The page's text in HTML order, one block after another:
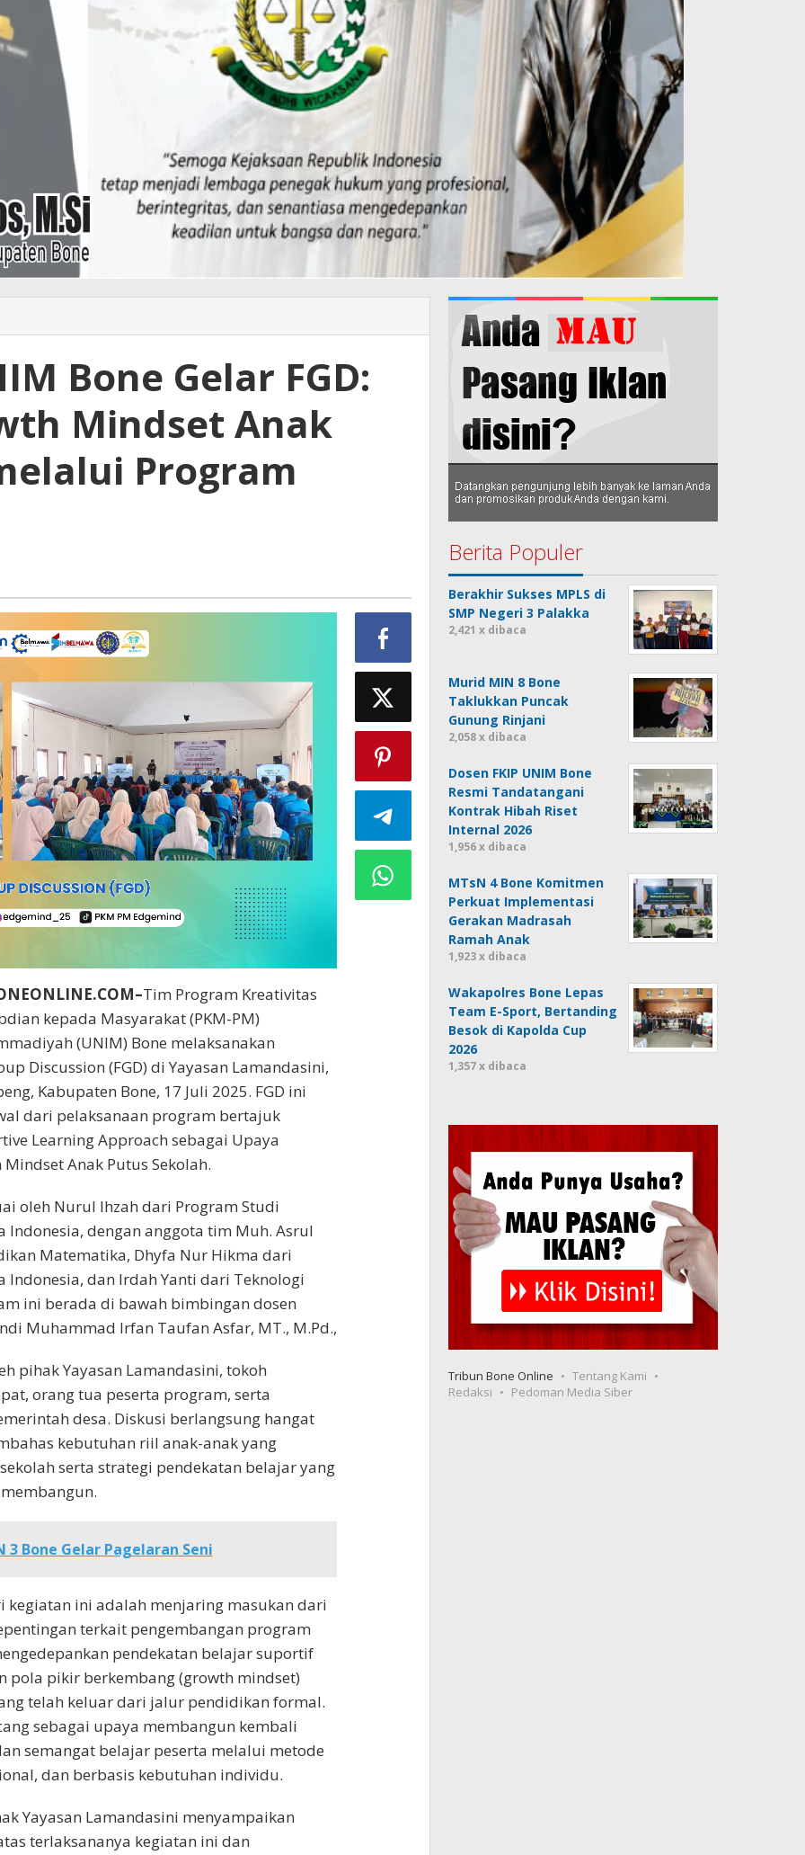
Bone Gelar FGD:
Mindset Anak
Program
Tim Program Kreativitas
kepada Masyarakat (PKM-PM)
(UNIM) Bone melaksanakan
Discussion (FGD) di Yayasan Lamandasini,
Kabupaten Bone, 17 Juli 2025. FGD ini
dari pelaksanaan program bertajuk
Learning Approach sebagai Upaya
Anak Putus Sekolah.
oleh Nurul Ihzah dari Program Studi
Indonesia, dengan anggota tim Muh. Asrul
Matematika, Dhyfa Nur Hikma dari
Indonesia, dan Irdah Yanti dari Teknologi
ini berada di bawah bimbingan dosen
Muhammad Irfan Taufan Asfar, MT., M.Pd.,
pihak Yayasan Lamandasini, tokoh
orang tua peserta program, serta
desa. Diskusi berlangsung hangat
kebutuhan riil anak-anak yang
serta strategi pendekatan belajar yang
3 Bone Gelar Pagelaran Seni
kegiatan ini adalah menjaring masukan dari
terkait pengembangan program
pendekatan belajar suportif
pola pikir berkembang (growth mindset)
telah keluar dari jalur pendidikan formal.
sebagai upaya membangun kembali
semangat belajar peserta melalui metode
dan berbasis kebutuhan individu.
Yayasan Lamandasini menyampaikan
terlaksananya kegiatan ini dan
Berita Populer
Berakhir Sukses MPLS di
SMP Negeri 3 Palakka
2,421 x dibaca
Murid MIN 8 Bone
Taklukkan Puncak
Gunung Rinjani
2,058 x dibaca
Dosen FKIP UNIM Bone
Resmi Tandatangani
Kontrak Hibah Riset
Internal 2026
1,956 x dibaca
MTsN 4 Bone Komitmen
Perkuat Implementasi
Gerakan Madrasah
Ramah Anak
1,923 x dibaca
Wakapolres Bone Lepas
Team E-Sport, Bertanding
Besok di Kapolda Cup
2026
1,357 x dibaca
Tribun Bone Online
Tentang Kami
Redaksi
Pedoman Media Siber